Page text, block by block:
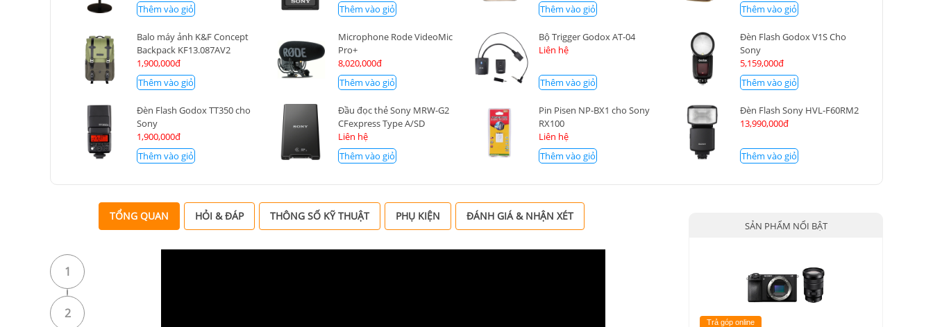
Thêm vào giỏ
Thêm vào giỏ
Thêm vào giỏ
Thêm vào giỏ
Balo máy ảnh K&F Concept
Backpack KF13.087AV2
1,900,000đ
Thêm vào giỏ
Microphone Rode VideoMic
Pro+
8,020,000đ
Thêm vào giỏ
Bộ Trigger Godox AT-04
Liên hệ
Thêm vào giỏ
Đèn Flash Godox V1S Cho
Sony
5,159,000đ
Thêm vào giỏ
Đèn Flash Godox TT350 cho
Sony
1,900,000đ
Thêm vào giỏ
Đầu đọc thẻ Sony MRW-G2
CFexpress Type A/SD
Liên hệ
Thêm vào giỏ
Pin Pisen NP-BX1 cho Sony
RX100
Liên hệ
Thêm vào giỏ
Đèn Flash Sony HVL-F60RM2
13,990,000đ
Thêm vào giỏ
1
2
TỔNG QUAN HỎI & ĐÁP THÔNG SỐ KỸ THUẬT PHỤ KIỆN ĐÁNH GIÁ & NHẬN XÉT
SẢN PHẨM NỔI BẬT
Trả góp online